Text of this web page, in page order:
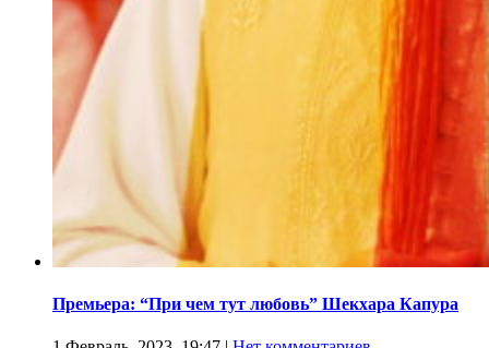
Премьера: “При чем тут любовь” Шекхара Капура